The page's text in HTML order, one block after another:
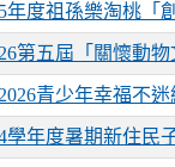
年度祖孫樂淘桃「
第五屆「關懷動
2026青少年幸福不
學年度暑期新住民